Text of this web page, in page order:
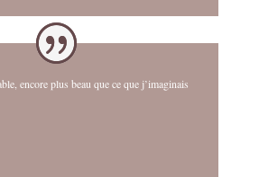
encore plus beau que ce que j’imaginais